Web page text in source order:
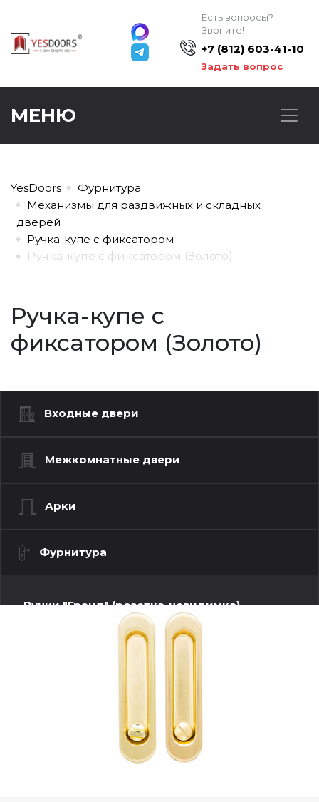
Есть вопросы?
Звоните!
+7 (812) 603-41-10
Задать вопрос
МЕНЮ
YesDoors
Фурнитура
Механизмы для раздвижных и складных
дверей
Ручка-купе с фиксатором
Ручка-купе с фиксатором (Золото)
Ручка-купе с
фиксатором (Золото)
Входные двери
Межкомнатные двери
Арки
Фурнитура
Ручки "Гранд" (розетка-невидимка)
Ручки "Люкс" (моно квадрат)
Ручки "Люкс" (моно-круг)
Ручки "Стандарт" (квадратная розетка)
Ручки "Стандарт" (круглая розетка)
Ручки "Стандарт" (фигурная розетка)
Замки под цилиндр